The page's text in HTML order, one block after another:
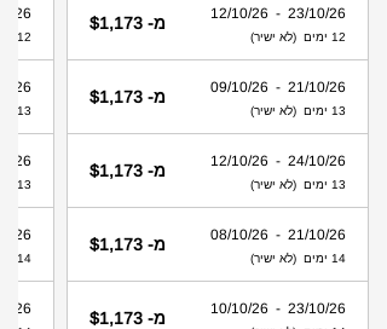
23/10/26 - 12/10/26
12 ימים (לא ישיר)
מ- $1,173
21/10/26 - 09/10/26
13 ימים (לא ישיר)
מ- $1,173
24/10/26 - 12/10/26
13 ימים (לא ישיר)
מ- $1,173
21/10/26 - 08/10/26
14 ימים (לא ישיר)
מ- $1,173
23/10/26 - 10/10/26 מ- $1,173
12/10/26
12 ימים (לא ישיר)
09/10/26
13 ימים (לא ישיר)
12/10/26
13 ימים (לא ישיר)
08/10/26
14 ימים (לא ישיר)
10/10/26